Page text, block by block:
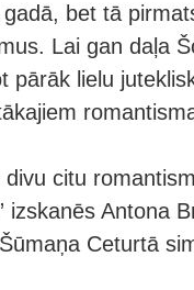
bet tā
Lai gan daļa
pārāk lielu
citu
izskanēs Antona
Ceturtā